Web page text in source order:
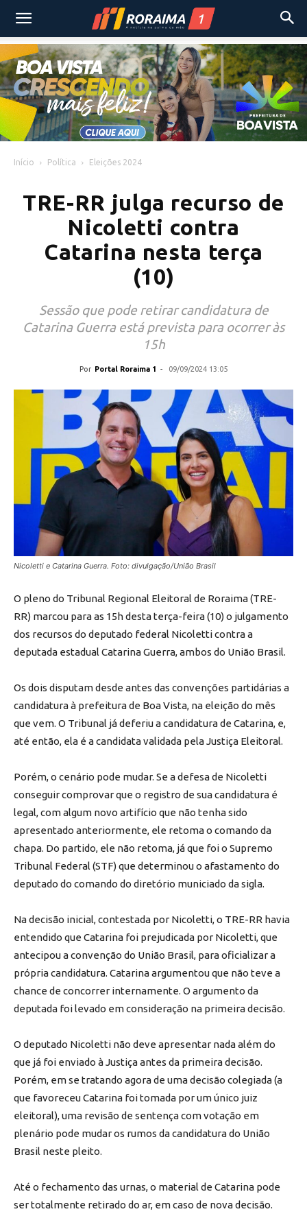
Início Política Eleições 2024
TRE-RR julga recurso de
Nicoletti contra
Catarina nesta terça
(10)
Sessão que pode retirar candidatura de
Catarina Guerra está prevista para ocorrer às
15h
Por Portal Roraima 1 - 09/09/2024 13:05
Nicoletti e Catarina Guerra. Foto: divulgação/União Brasil
O pleno do Tribunal Regional Eleitoral de Roraima (TRE-
RR) marcou para as 15h desta terça-feira (10) o julgamento
dos recursos do deputado federal Nicoletti contra a
deputada estadual Catarina Guerra, ambos do União Brasil.
Os dois disputam desde antes das convenções partidárias a
candidatura à prefeitura de Boa Vista, na eleição do mês
que vem. O Tribunal já deferiu a candidatura de Catarina, e,
até então, ela é a candidata validada pela Justiça Eleitoral.
Porém, o cenário pode mudar. Se a defesa de Nicoletti
conseguir comprovar que o registro de sua candidatura é
legal, com algum novo artifício que não tenha sido
apresentado anteriormente, ele retoma o comando da
chapa. Do partido, ele não retoma, já que foi o Supremo
Tribunal Federal (STF) que determinou o afastamento do
deputado do comando do diretório municiado da sigla.
Na decisão inicial, contestada por Nicoletti, o TRE-RR havia
entendido que Catarina foi prejudicada por Nicoletti, que
antecipou a convenção do União Brasil, para oficializar a
própria candidatura. Catarina argumentou que não teve a
chance de concorrer internamente. O argumento da
deputada foi levado em consideração na primeira decisão.
O deputado Nicoletti não deve apresentar nada além do
que já foi enviado à Justiça antes da primeira decisão.
Porém, em se tratando agora de uma decisão colegiada (a
que favoreceu Catarina foi tomada por um único juiz
eleitoral), uma revisão de sentença com votação em
plenário pode mudar os rumos da candidatura do União
Brasil neste pleito.
Até o fechamento das urnas, o material de Catarina pode
ser totalmente retirado do ar, em caso de nova decisão.